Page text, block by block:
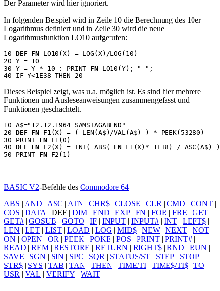
Der Parameter wird hier ignoriert.
In folgenden Beispiel wird in Zeile 10 die Berechnung des 10er
Logarithmus definiert und in Zeile 30 wird die neue
Logarithmusfunktion LO10 aufgerufen:
10 DEF FN LO10(X) = LOG(X)/LOG(10)
20 Y = 10
30 Y = Y * 10 : PRINT FN LO10(Y); " ";
Dieses Beispiel zeigt, was u.a. möglich ist. Es sind hier mehrere
Funktionen und Ausleseanweisungen zusammengefasst und
Funktionen geschachtelt.
10 A$="12.12.1964 SAMSTAGABEND"
20 DEF FN F1(X) = ( LEN(A$)/VAL(A$) ) * PEEK(53280)
30 PRINT FN F1(0)
40 DEF FN F2(X) = INT( ABS( FN F1(X)* 1E+8) / ASC(A$) )
50 PRINT FN
BASIC V2-Befehle des Commodore 64
ABS | AND | ASC | ATN | CHR$ | CLOSE | CLR | CMD | CONT |
COS | DATA | DEF | DIM | END | EXP | FN | FOR | FRE | GET |
GET# | GOSUB | GOTO | IF | INPUT | INPUT# | INT | LEFT$ |
LEN | LET | LIST | LOAD | LOG | MID$ | NEW | NEXT | NOT |
ON | OPEN | OR | PEEK | POKE | POS | PRINT | PRINT# |
READ | REM | RESTORE | RETURN | RIGHT$ | RND | RUN |
SAVE | SGN | SIN | SPC | SQR | STATUS/ST | STEP | STOP |
STR$ | SYS | TAB | TAN | THEN | TIME/TI | TIME$/TI$ | TO |
USR | VAL | VERIFY | WAIT